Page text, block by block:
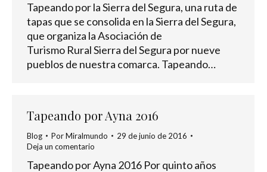
Tapeando por la Sierra del Segura, una ruta de
tapas que se consolida en la Sierra del Segura,
que organiza la Asociación de
Turismo Rural Sierra del Segura por nueve
pueblos de nuestra comarca. Tapeando…
Tapeando por Ayna 2016
Blog PorMiralmundo
29 de junio de 2016
Deja un comentario
Tapeando por Ayna 2016 Por quinto años